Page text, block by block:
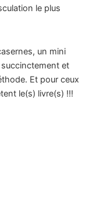
le plus
un mini
et
Et pour ceux
le(s) livre(s) !!!